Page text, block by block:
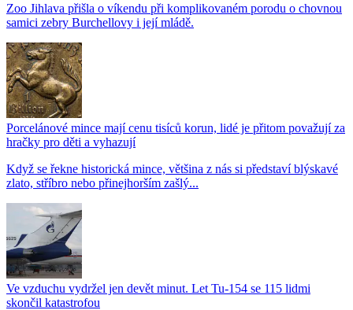
Zoo Jihlava přišla o víkendu při komplikovaném porodu o chovnou
samici zebry Burchellovy i její mládě.
Porcelánové mince mají cenu tisíců korun, lidé je přitom považují za
hračky pro děti a vyhazují
Když se řekne historická mince, většina z nás si představí blýskavé
zlato, stříbro nebo přinejhorším zašlý...
Ve vzduchu vydržel jen devět minut. Let Tu-154 se 115 lidmi
skončil katastrofou